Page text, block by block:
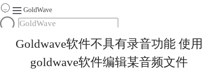
GoldWave
Goldwave软件不具有录音功能 使用
goldwave软件编辑某音频文件